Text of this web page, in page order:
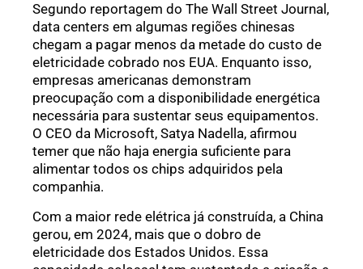
Segundo reportagem do The Wall Street Journal,
data centers em algumas regiões chinesas
chegam a pagar menos da metade do custo de
eletricidade cobrado nos EUA. Enquanto isso,
empresas americanas demonstram
preocupação com a disponibilidade energética
necessária para sustentar seus equipamentos.
O CEO da Microsoft, Satya Nadella, afirmou
temer que não haja energia suficiente para
alimentar todos os chips adquiridos pela
companhia.
Com a maior rede elétrica já construída, a China
gerou, em 2024, mais que o dobro de
eletricidade dos Estados Unidos. Essa